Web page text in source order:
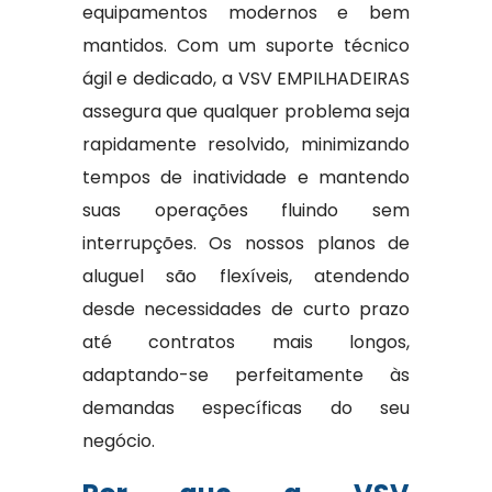
equipamentos modernos e bem
mantidos. Com um suporte técnico
ágil e dedicado, a VSV EMPILHADEIRAS
assegura que qualquer problema seja
rapidamente resolvido, minimizando
tempos de inatividade e mantendo
suas operações fluindo sem
interrupções. Os nossos planos de
aluguel são flexíveis, atendendo
desde necessidades de curto prazo
até contratos mais longos,
adaptando-se perfeitamente às
demandas específicas do seu
negócio.